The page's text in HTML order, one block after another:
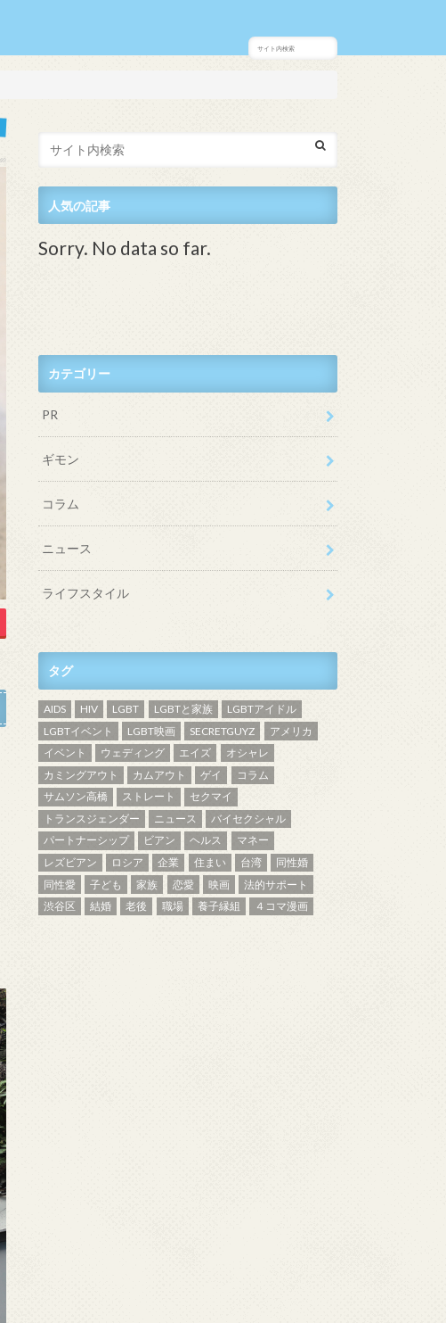
人気の記事
Sorry. No data so far.
カテゴリー
PR
ギモン
コラム
ニュース
ライフスタイル
タグ
AIDS HIV LGBT LGBTと家族
LGBTアイドル
LGBTイベント
LGBT映画 SECRETGUYZ
アメリカ
イベント
ウェディング エイズ
オシャレ
カミングアウト
カムアウト ゲイ
コラム
サムソン高橋
ストレート
セクマイ
トランスジェンダー
ニュース
バイセクシャル
パートナーシップ
ビアン ヘルス
マネー
レズビアン
ロシア 企業 住まい 台湾
同性婚
同性愛
子ども 家族 恋愛 映画
法的サポート
渋谷区
結婚 老後 職場 養子縁組 ４コマ漫画